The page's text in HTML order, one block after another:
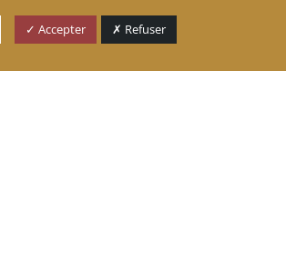
la cybersécurité grâce à
ACTUALITÉS
✓ Accepter ✗ Refuser